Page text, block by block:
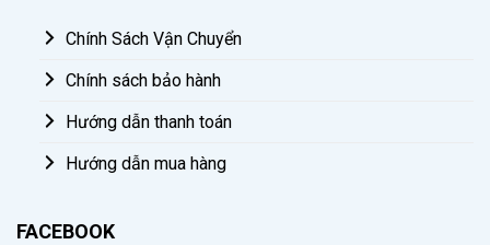
Chính Sách Vận Chuyển
Chính sách bảo hành
Hướng dẫn thanh toán
Hướng dẫn mua hàng
FACEBOOK